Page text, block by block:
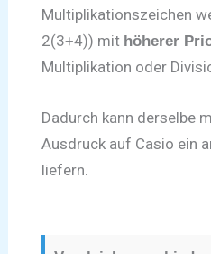
Multiplikationszeichen
2(3+4)) mit höherer
Multiplikation oder
Dadurch kann derselbe
Ausdruck auf Casio ein
liefern.